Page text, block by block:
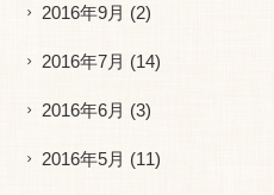
2016年9月 (2)
2016年7月 (14)
2016年6月 (3)
2016年5月 (11)